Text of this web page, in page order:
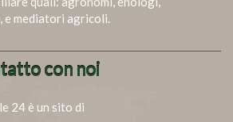
mediatori agricoli.
con noi
24 è un sito di